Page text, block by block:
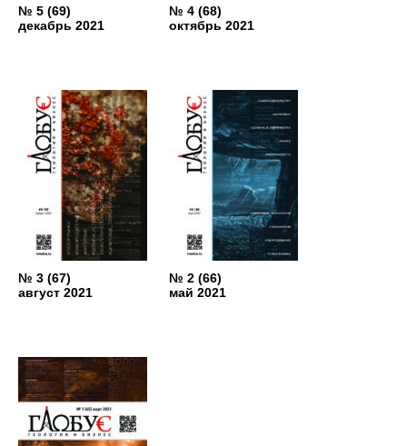
№ 5 (69)
декабрь 2021
№ 4 (68)
октябрь 2021
№ 3 (67)
август 2021
№ 2 (66)
май 2021